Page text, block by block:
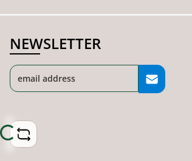
NEWSLETTER
Loading...